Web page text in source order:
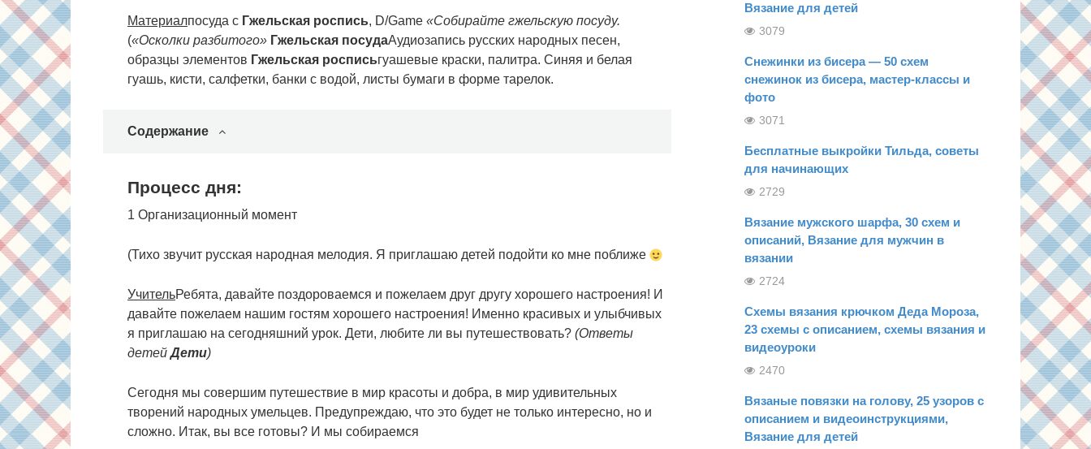
Материалпосуда с Гжельская роспись, D/Game «Собирайте гжельскую посуду.
(«Осколки разбитого» Гжельская посудаАудиозапись русских народных песен,
образцы элементов Гжельская росписьгуашевые краски, палитра. Синяя и белая
гуашь, кисти, салфетки, банки с водой, листы бумаги в форме тарелок.
Содержание
Процесс дня:
1 Организационный момент
(Тихо звучит русская народная мелодия. Я приглашаю детей подойти ко мне поближе
УчительРебята, давайте поздороваемся и пожелаем друг другу хорошего настроения! И
давайте пожелаем нашим гостям хорошего настроения! Именно красивых и улыбчивых
я приглашаю на сегодняшний урок. Дети, любите ли вы путешествовать? (Ответы
детейДети)
Сегодня мы совершим путешествие в мир красоты и добра, в мир удивительных
творений народных умельцев. Предупреждаю, что это будет не только интересно, но и
сложно. Итак, вы все готовы? И мы собираемся
Вязание для детей
3079
Снежинки из бисера — 50 схем
снежинок из бисера, мастер-классы и
фото
3071
Бесплатные выкройки Тильда, советы
для начинающих
2729
Вязание мужского шарфа, 30 схем и
описаний, Вязание для мужчин в
вязании
2724
Схемы вязания крючком Деда Мороза,
23 схемы с описанием, схемы вязания и
видеоуроки
2470
Вязаные повязки на голову, 25 узоров с
описанием и видеоинструкциями,
Вязание для детей